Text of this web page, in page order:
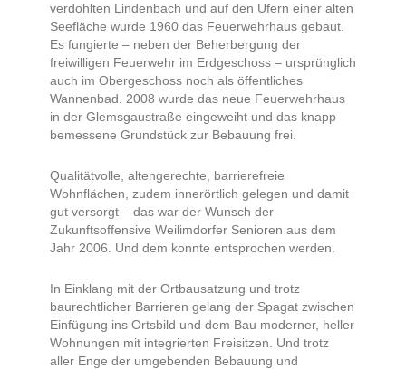
verdohlten Lindenbach und auf den Ufern einer alten
Seefläche wurde 1960 das Feuerwehrhaus gebaut.
Es fungierte – neben der Beherbergung der
freiwilligen Feuerwehr im Erdgeschoss – ursprünglich
auch im Obergeschoss noch als öffentliches
Wannenbad. 2008 wurde das neue Feuerwehrhaus
in der Glemsgaustraße eingeweiht und das knapp
bemessene Grundstück zur Bebauung frei.
Qualitätvolle, altengerechte, barrierefreie
Wohnflächen, zudem innerörtlich gelegen und damit
gut versorgt – das war der Wunsch der
Zukunftsoffensive Weilimdorfer Senioren aus dem
Jahr 2006. Und dem konnte entsprochen werden.
In Einklang mit der Ortbausatzung und trotz
baurechtlicher Barrieren gelang der Spagat zwischen
Einfügung ins Ortsbild und dem Bau moderner, heller
Wohnungen mit integrierten Freisitzen. Und trotz
aller Enge der umgebenden Bebauung und